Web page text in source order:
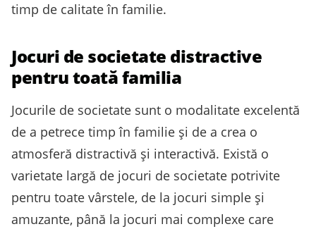
timp de calitate în familie.
Jocuri de societate distractive
pentru toată familia
Jocurile de societate sunt o modalitate excelentă
de a petrece timp în familie și de a crea o
atmosferă distractivă și interactivă. Există o
varietate largă de jocuri de societate potrivite
pentru toate vârstele, de la jocuri simple și
amuzante, până la jocuri mai complexe care